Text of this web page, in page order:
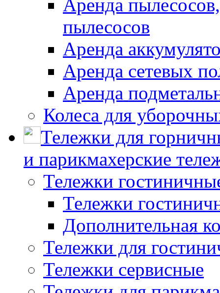
Аренда
пылесосов
Аренда
Аренда сетевых
Аренда
Колеса для
Тележки для
и парикмахерские
Тележки
Тележки
Дополнительная
Тележки для
Тележки сервисные